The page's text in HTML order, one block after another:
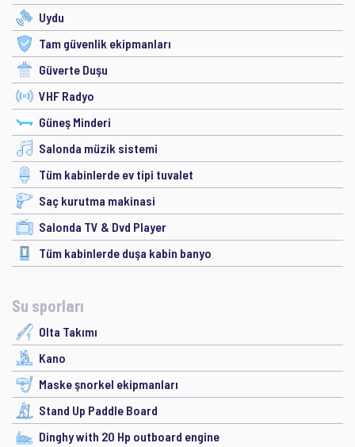
Uydu
Tam güvenlik ekipmanları
Güverte Duşu
VHF Radyo
Güneş Minderi
Salonda müzik sistemi
Tüm kabinlerde ev tipi tuvalet
Saç kurutma makinasi
Salonda TV & Dvd Player
Tüm kabinlerde duşa kabin banyo
Su sporları
Olta Takımı
Kano
Maske şnorkel ekipmanları
Stand Up Paddle Board
Dinghy with 20 Hp outboard engine